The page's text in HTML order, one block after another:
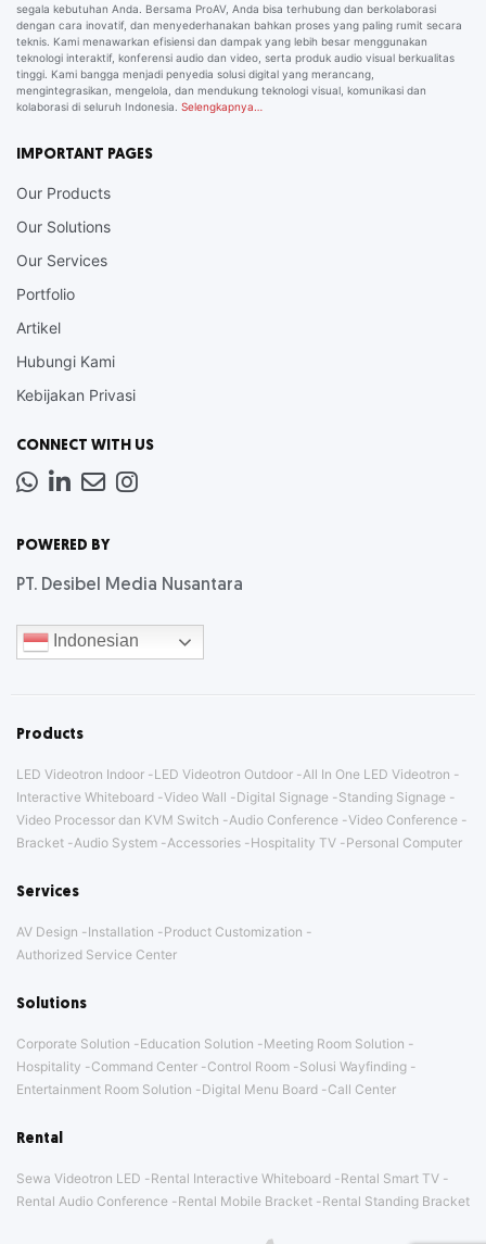
segala kebutuhan Anda. Bersama ProAV, Anda bisa terhubung dan berkolaborasi
dengan cara inovatif, dan menyederhanakan bahkan proses yang paling rumit secara
teknis. Kami menawarkan efisiensi dan dampak yang lebih besar menggunakan
teknologi interaktif, konferensi audio dan video, serta produk audio visual berkualitas
tinggi. Kami bangga menjadi penyedia solusi digital yang merancang,
mengintegrasikan, mengelola, dan mendukung teknologi visual, komunikasi dan
kolaborasi di seluruh Indonesia. Selengkapnya…
IMPORTANT PAGES
Our Products
Our Solutions
Our Services
Portfolio
Artikel
Hubungi Kami
Kebijakan Privasi
CONNECT WITH US
Whatsapp
LinkedIn
NewsInstagram
POWERED BY
PT. Desibel Media Nusantara
Indonesian
Products
LED Videotron Indoor LED Videotron Outdoor
All In One LED Videotron
Interactive Whiteboard Video Wall Digital Signage
Standing Signage
Video Processor dan KVM Switch
Audio Conference Video Conference
Bracket
Audio System Accessories Hospitality TV Personal Computer
Services
AV Design Installation
Product Customization
Authorized Service Center
Solutions
Corporate Solution Education Solution
Meeting Room Solution
Hospitality
Command Center Control Room
Solusi Wayfinding
Entertainment Room Solution
Digital Menu Board Call Center
Rental
Sewa Videotron LED Rental Interactive Whiteboard
Rental Smart TV
Rental Audio Conference
Rental Mobile Bracket Rental Standing Bracket